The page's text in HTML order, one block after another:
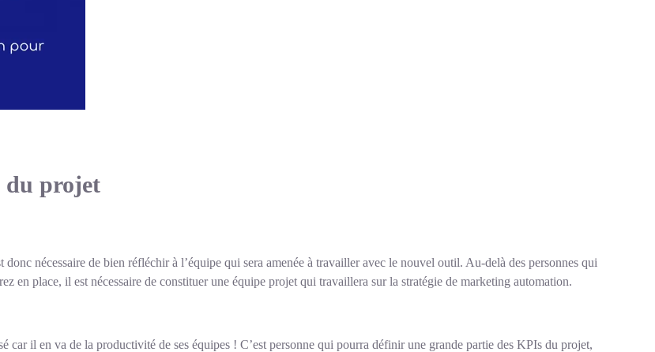
du projet
nécessaire de bien réfléchir à l’équipe qui sera amenée à travailler avec le nouvel outil. Au-delà des personnes qui
en place, il est nécessaire de constituer une équipe projet qui travaillera sur la stratégie de marketing automation.
car il en va de la productivité de ses équipes ! C’est personne qui pourra définir une grande partie des KPIs du projet,